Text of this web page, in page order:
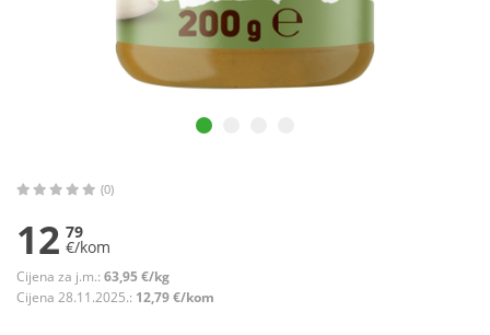
(0)
12 79
€/kom
Cijena za j.m.: 63,95 €/kg
Cijena 28.11.2025.: 12,79 €/kom